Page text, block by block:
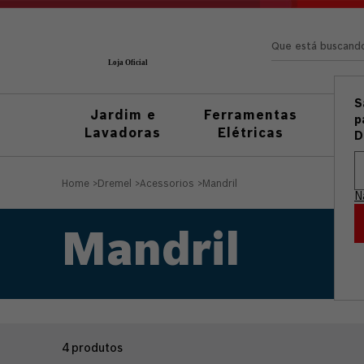
Que está
Jardim e
Lavadoras
Ferramentas
Elétricas
Home >Dremel >Acessorios >Mandril
Mandril
4 produtos